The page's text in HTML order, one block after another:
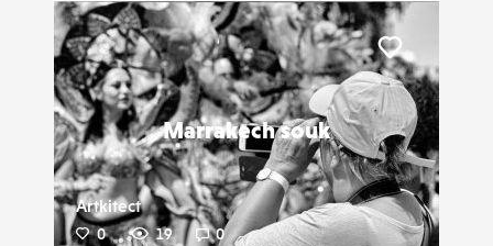
Marrakech souk
Artkitect
0 19 0